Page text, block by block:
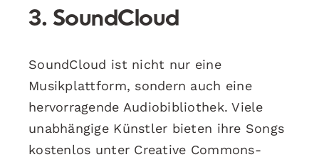
3. SoundCloud
SoundCloud ist nicht nur eine
Musikplattform, sondern auch eine
hervorragende Audiobibliothek. Viele
unabhängige Künstler bieten ihre Songs
kostenlos unter Creative Commons-